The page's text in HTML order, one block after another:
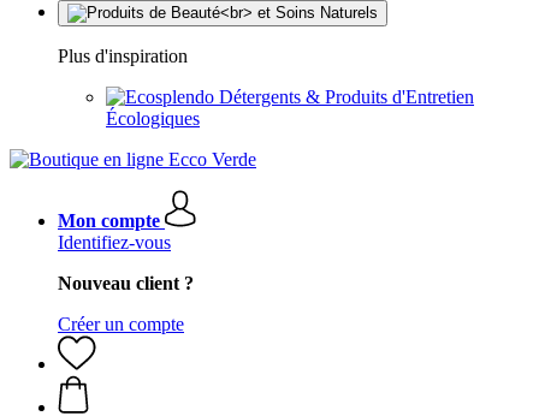
Plus d'inspiration
Détergents & Produits d'Entretien
Écologiques
Mon compte
Identifiez-vous
Nouveau client ?
Créer un compte